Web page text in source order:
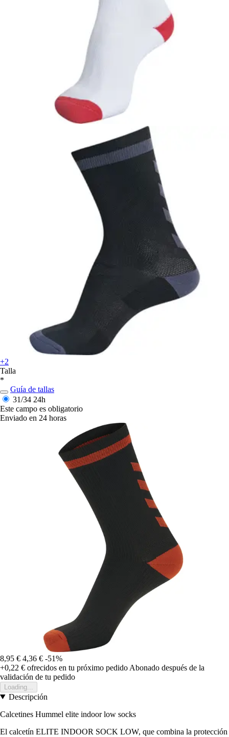
+2
Talla
*
Guía de tallas
31/34 24h
Este campo es obligatorio
Enviado en 24 horas
8,95 € 4,36 € -51%
+0,22 € ofrecidos en tu próximo pedido Abonado después de la
validación de tu pedido
Loading...
Descripción
Calcetines Hummel elite indoor low socks
El calcetín ELITE INDOOR SOCK LOW, que combina la protección